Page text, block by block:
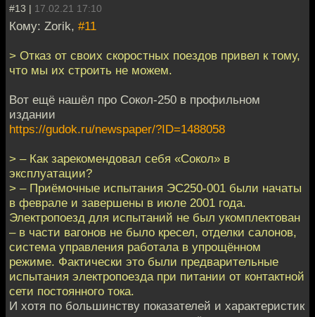
#13 | 17.02.21 17:10
Кому: Zorik, #11
> Отказ от своих скоростных поездов привел к тому,
что мы их строить не можем.
Вот ещё нашёл про Сокол-250 в профильном
издании
https://gudok.ru/newspaper/?ID=1488058
> – Как зарекомендовал себя «Сокол» в
эксплуатации?
> – Приёмочные испытания ЭС250-001 были начаты
в феврале и завершены в июле 2001 года.
Электропоезд для испытаний не был укомплектован
– в части вагонов не было кресел, отделки салонов,
система управления работала в упрощённом
режиме. Фактически это были предварительные
испытания электропоезда при питании от контактной
сети постоянного тока.
И хотя по большинству показателей и характеристик